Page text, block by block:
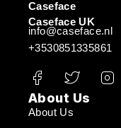
Caseface
Caseface UK
info@caseface.nl
+3530851335861
About Us
About Us